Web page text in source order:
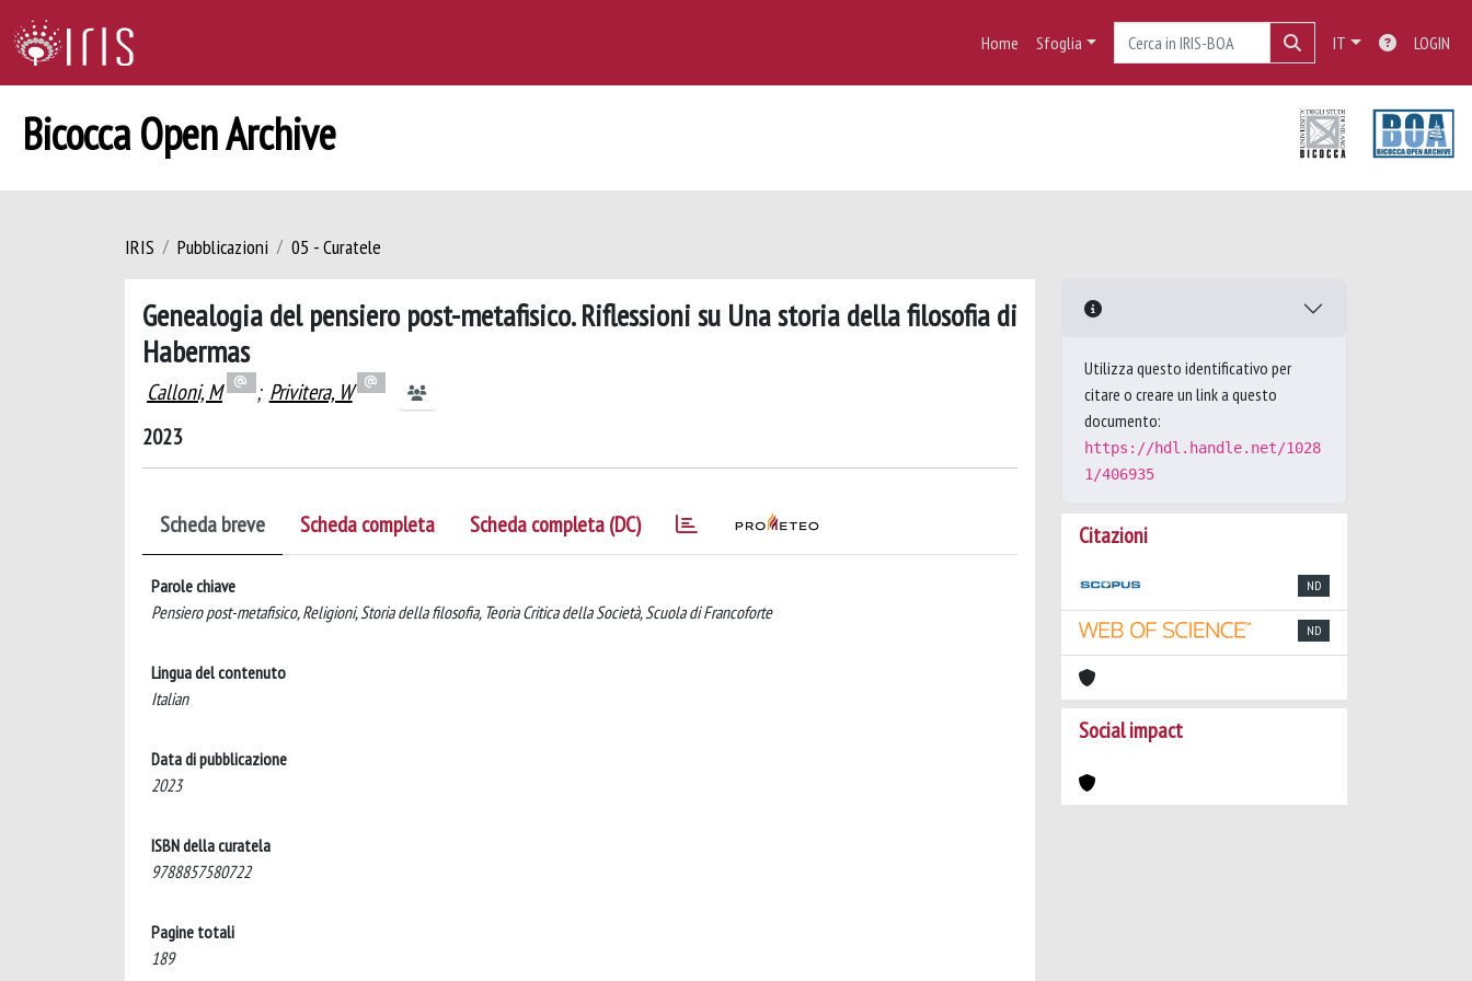
Home Sfoglia IT LOGIN
Bicocca Open Archive
IRIS Pubblicazioni 05 - Curatele
Genealogia del pensiero post-metafisico. Riflessioni su Una storia della filosofia di
Habermas
Calloni, M ; Privitera, W
2023
Scheda breve Scheda completa Scheda completa (DC)
Parole chiave
Pensiero post-metafisico, Religioni, Storia della filosofia, Teoria Critica della Società, Scuola di Francoforte
Lingua del contenuto
Italian
Data di pubblicazione
2023
ISBN della curatela
9788857580722
Pagine totali
189
Utilizza questo identificativo per
citare o creare un link a questo
documento:
https://hdl.handle.net/1028
1/406935
Citazioni
ND
ND
Social impact